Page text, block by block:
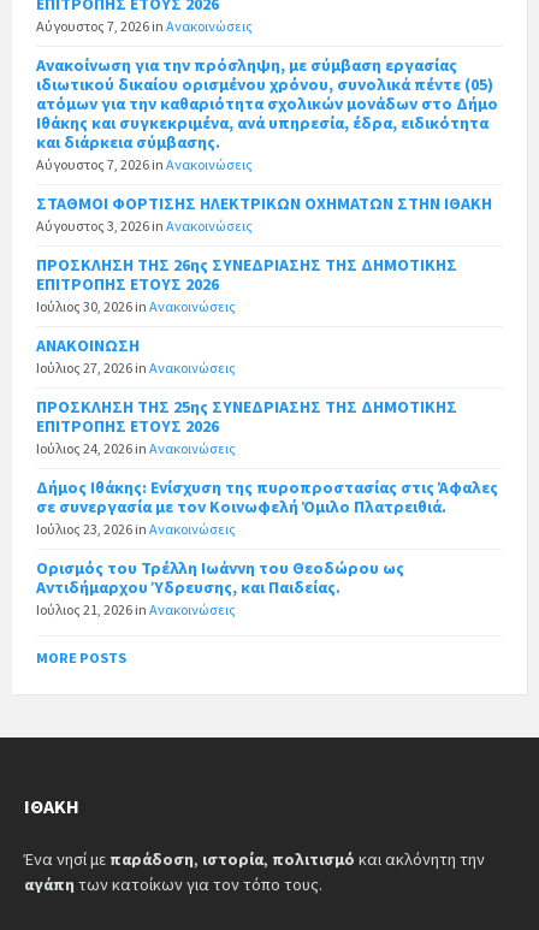
Αύγουστος 7, 2026 in Ανακοινώσεις
Ανακοίνωση για την πρόσληψη, με σύμβαση εργασίας
ιδιωτικού δικαίου ορισμένου χρόνου, συνολικά πέντε (05)
ατόμων για την καθαριότητα σχολικών μονάδων στο Δήμο
Ιθάκης και συγκεκριμένα, ανά υπηρεσία, έδρα, ειδικότητα
και διάρκεια σύμβασης.
Αύγουστος 7, 2026 in Ανακοινώσεις
ΣΤΑΘΜΟΙ ΦΟΡΤΙΣΗΣ ΗΛΕΚΤΡΙΚΩΝ ΟΧΗΜΑΤΩΝ ΣΤΗΝ ΙΘΑΚΗ
Αύγουστος 3, 2026 in Ανακοινώσεις
ΠΡΟΣΚΛΗΣΗ ΤΗΣ 26ης ΣΥΝΕΔΡΙΑΣΗΣ ΤΗΣ ΔΗΜΟΤΙΚΗΣ
ΕΠΙΤΡΟΠΗΣ ΕΤΟΥΣ 2026
Ιούλιος 30, 2026 in Ανακοινώσεις
ΑΝΑΚΟΙΝΩΣΗ
Ιούλιος 27, 2026 in Ανακοινώσεις
ΠΡΟΣΚΛΗΣΗ ΤΗΣ 25ης ΣΥΝΕΔΡΙΑΣΗΣ ΤΗΣ ΔΗΜΟΤΙΚΗΣ
ΕΠΙΤΡΟΠΗΣ ΕΤΟΥΣ 2026
Ιούλιος 24, 2026 in Ανακοινώσεις
Δήμος Ιθάκης: Ενίσχυση της πυροπροστασίας στις Άφαλες
σε συνεργασία με τον Κοινωφελή Όμιλο Πλατρειθιά.
Ιούλιος 23, 2026 in Ανακοινώσεις
Ορισμός του Τρέλλη Ιωάννη του Θεοδώρου ως
Αντιδήμαρχου Ύδρευσης, και Παιδείας.
Ιούλιος 21, 2026 in Ανακοινώσεις
MORE POSTS
ΙΘΆΚΗ
Ένα νησί με παράδοση, ιστορία, πολιτισμό και ακλόνητη την
αγάπη των κατοίκων για τον τόπο τους.